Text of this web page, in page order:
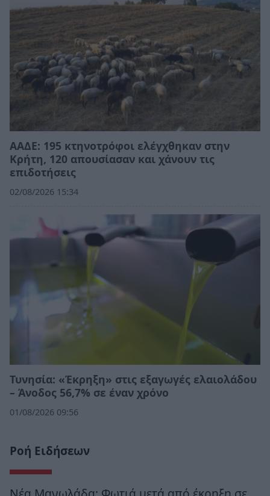
ΑΑΔΕ: 195 κτηνοτρόφοι ελέγχθηκαν στην
Κρήτη, 120 απουσίασαν και χάνουν τις
επιδοτήσεις
02/08/2026 15:34
Τυνησία: «Έκρηξη» στις εξαγωγές ελαιολάδου
– Άνοδος 56,7% σε έναν χρόνο
01/08/2026 09:56
Ροή Ειδήσεων